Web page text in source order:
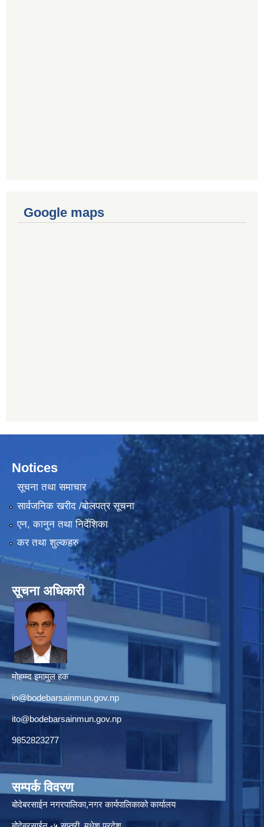
Google maps
Notices
सूचना तथा समाचार
सार्वजनिक खरीद /बोलपत्र सूचना
एन, कानुन तथा निर्देशिका
कर तथा शुल्कहरु
सूचना अधिकारी
मोहम्म्द इमामुल हक
io@bodebarsainmun.gov.np
ito@bodebarsainmun.gov.np
9852823277
सम्पर्क विवरण
बोदेबरसाईन नगरपालिका,नगर कार्यपालिकाको कार्यालय